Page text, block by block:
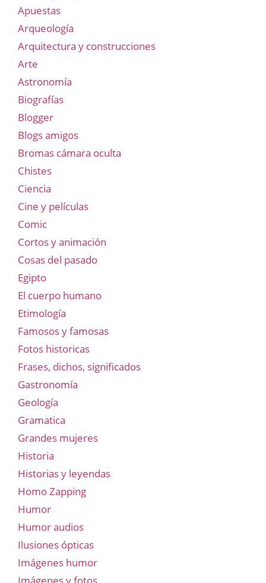
Apuestas
Arqueología
Arquitectura y construcciones
Arte
Astronomía
Biografías
Blogger
Blogs amigos
Bromas cámara oculta
Chistes
Ciencia
Cine y películas
Comic
Cortos y animación
Cosas del pasado
Egipto
El cuerpo humano
Etimología
Famosos y famosas
Fotos historicas
Frases, dichos, significados
Gastronomía
Geología
Gramatica
Grandes mujeres
Historia
Historias y leyendas
Homo Zapping
Humor
Humor audios
Ilusiones ópticas
Imágenes humor